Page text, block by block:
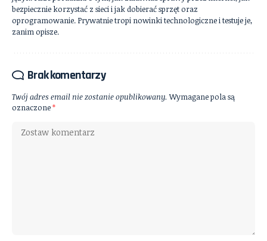
bezpiecznie korzystać z sieci i jak dobierać sprzęt oraz
oprogramowanie. Prywatnie tropi nowinki technologiczne i testuje je,
zanim opisze.
Brak komentarzy
Twój adres email nie zostanie opublikowany. Wymagane pola są
oznaczone*